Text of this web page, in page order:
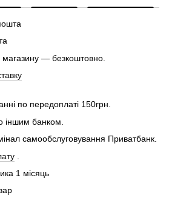
— безкоштовно.
по передоплаті 150грн.
іншим банком.
самообслуговування Приватбанк.
1 місяць